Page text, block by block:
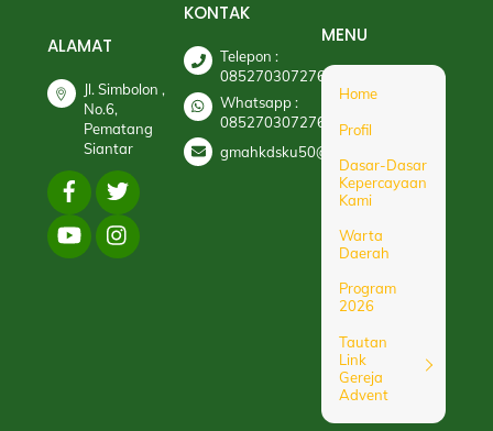
ALAMAT
Jl. Simbolon ,
No.6,
Pematang
Siantar
KONTAK
Telepon :
085270307276
Whatsapp :
085270307276
gmahkdsku50@gmail.com
MENU
Home
Profil
Dasar-Dasar
Kepercayaan
Kami
Warta
Daerah
Program
2026
Tautan
Link
Gereja
Advent